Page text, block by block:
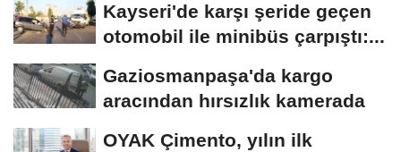
Kayseri'de karşı şeride geçen
otomobil ile minibüs çarpıştı:...
Gaziosmanpaşa'da kargo
aracından hırsızlık kamerada
OYAK Çimento, yılın ilk